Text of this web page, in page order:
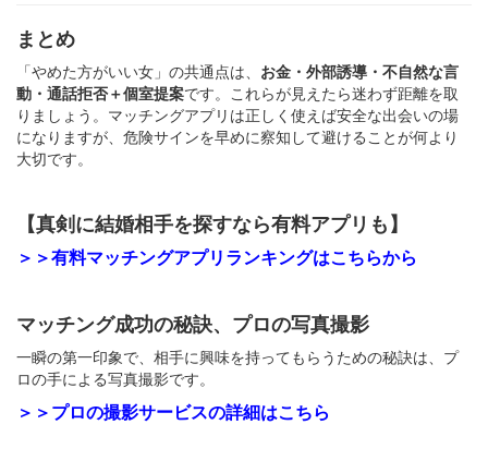
まとめ
「やめた方がいい女」の共通点は、 お金・外部誘導・不自然な言
動・通話拒否＋個室提案です。これらが見えたら迷わず距離を取
りましょう。マッチングアプリは正しく使えば安全な出会いの場
になりますが、危険サインを早めに察知して避けることが何より
大切です。
【真剣に結婚相手を探すなら有料アプリも】
＞＞有料マッチングアプリランキングはこちらから
マッチング成功の秘訣、プロの写真撮影
一瞬の第一印象で、相手に興味を持ってもらうための秘訣は、プ
ロの手による写真撮影です。
＞＞プロの撮影サービスの詳細はこちら